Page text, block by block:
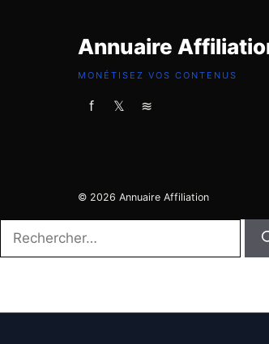
Annuaire
MONÉTISEZ VOS CONTENUS
f 𝕏 ≋
© 2026 Annuaire Affiliation